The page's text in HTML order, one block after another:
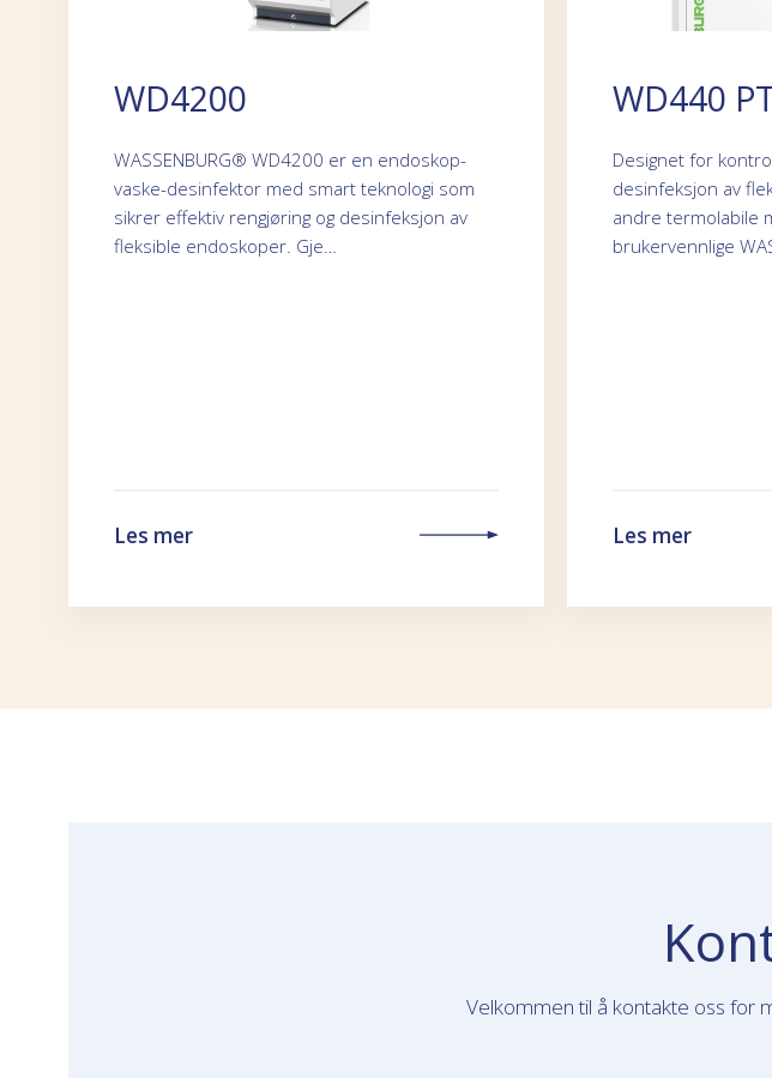
WD4200
WASSENBURG® WD4200 er en endoskop-
vaske-desinfektor med smart teknologi som
sikrer effektiv rengjøring og desinfeksjon av
fleksible endoskoper. Gje…
Les mer
WD440
Designet for
desinfeksjon av
andre termolabile
brukervennlige
Les mer
Velkommen til å kontakte oss for